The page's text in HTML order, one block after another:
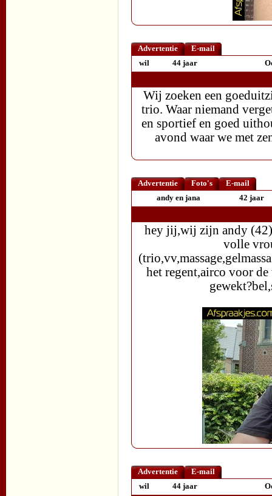
Advertentie
E-mail
wil
44 jaar
Wij zoeken een
trio. Waar niemand
en sportief en goed
avond waar we met
Advertentie Foto's
E-mail
andy en jana
42 jaar
hey jij,wij zijn andy (42)
volle
het regent,airco voor
Advertentie
E-mail
wil
44 jaar